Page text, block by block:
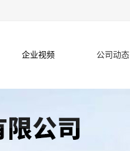
企业视频 公司动态